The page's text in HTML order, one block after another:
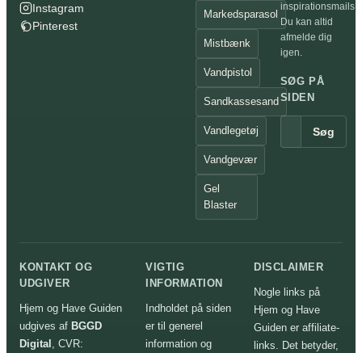
Instagram
Pinterest
Markedsparasol
Mistbænk
Vandpistol
Sandkassesand
Vandlegetøj
Vandgevær
Gel
Blaster
inspirationsmails.
Du kan altid
afmelde dig
igen.
SØG PÅ
SIDEN
Søg
KONTAKT OG
UDGIVER
Hjem og Have Guiden
udgives af BGGD
Digital , CVR:
VIGTIG
INFORMATION
Indholdet på siden
er til generel
information og
DISCLAIMER
Nogle links på
Hjem og Have
Guiden er affiliate-
links. Det betyder,